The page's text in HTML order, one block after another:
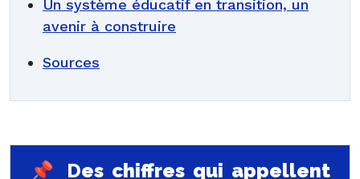
Un système éducatif en transition, un
avenir à construire
Sources
📌 Des chiffres qui appellent